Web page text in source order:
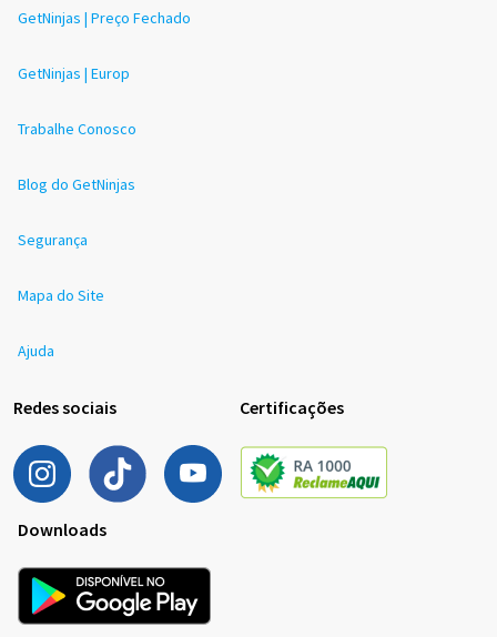
GetNinjas | Preço Fechado
GetNinjas | Europ
Trabalhe Conosco
Blog do GetNinjas
Segurança
Mapa do Site
Ajuda
Redes sociais Certificações
Downloads